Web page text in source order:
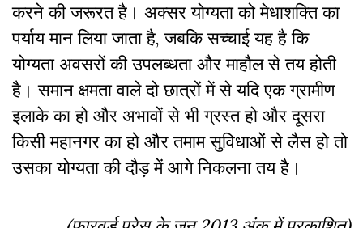
करने की जरूरत है। अक्सर योग्यता को मेधाशक्ति का
पर्याय मान लिया जाता है, जबकि सच्चाई यह है कि
योग्यता अवसरों की उपलब्धता और माहौल से तय होती
है। समान क्षमता वाले दो छात्रों में से यदि एक ग्रामीण
इलाके का हो और अभावों से भी ग्रस्त हो और दूसरा
किसी महानगर का हो और तमाम सुविधाओं से लैस हो तो
उसका योग्यता की दौड़ में आगे निकलना तय है।